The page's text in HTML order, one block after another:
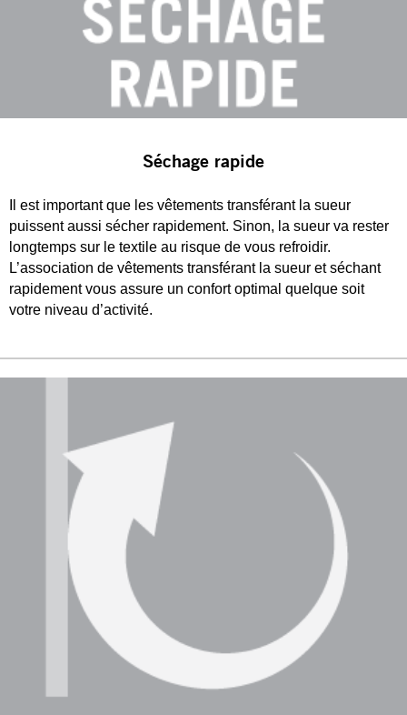
Séchage rapide
Il est important que les vêtements transférant la sueur
puissent aussi sécher rapidement. Sinon, la sueur va rester
longtemps sur le textile au risque de vous refroidir.
L’association de vêtements transférant la sueur et séchant
rapidement vous assure un confort optimal quelque soit
votre niveau d’activité.